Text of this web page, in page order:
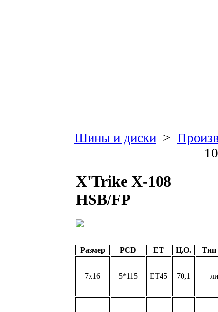
Шины и диски>
X'Trike X-108
HSB/FP
Размер PCD ET Ц.О. Тип
7x16 5*115 ET45 70,1